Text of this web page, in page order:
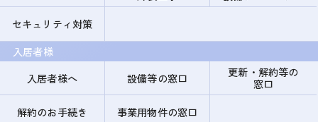
セキュリティ対策
入居者様
入居者様へ
設備等の窓口
更新・解約等の
窓口
解約のお手続き
事業用物件の窓口